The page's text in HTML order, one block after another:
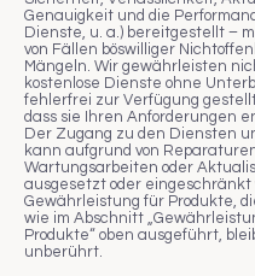
Genauigkeit und die
Dienste, u. a.) bereitgestellt –
von Fällen böswilliger
Mängeln. Wir gewährleisten
kostenlose Dienste ohne
fehlerfrei zur Verfügung
dass sie Ihren Anforderungen
Der Zugang zu den Diensten
kann aufgrund von
Wartungsarbeiten oder
ausgesetzt oder eingeschränkt
Gewährleistung für Produkte,
wie im Abschnitt
Produkte“ oben ausgeführt,
unberührt.